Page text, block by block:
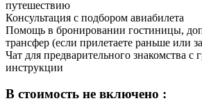
путешествию
Консультация с подбором авиабилета
Помощь в бронировании гостиницы,
трансфер (если прилетаете раньше или
Чат для предварительного знакомства с
инструкции
В стоимость не включено :